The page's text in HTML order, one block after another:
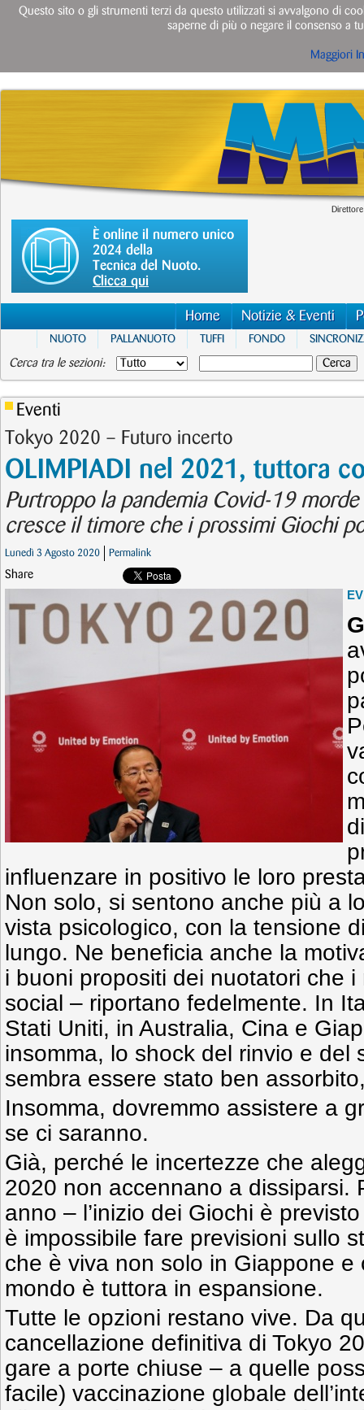
È online il numero unico
2024 della
Tecnica del Nuoto.
Clicca qui
Home Notizie & Eventi
NUOTO PALLANUOTO TUFFI FONDO
Cerca tra le sezioni:
Eventi
Tokyo 2020 – Futuro incerto
OLIMPIADI nel 2021, tuttora
Purtroppo la pandemia Covid-19
cresce il timore che i prossimi Giochi
Lunedì 3 Agosto 2020 Permalink
Share
influenzare in positivo le loro
Non solo, si sentono anche più a
vista psicologico, con la tensione
lungo. Ne beneficia anche la
i buoni propositi dei nuotatori che
social – riportano fedelmente. In
Stati Uniti, in Australia, Cina e
insomma, lo shock del rinvio e del
sembra essere stato ben
Insomma, dovremmo assistere a
se ci saranno.
Già, perché le incertezze che
2020 non accennano a dissiparsi.
anno – l’inizio dei Giochi è
è impossibile fare previsioni sullo
che è viva non solo in Giappone e
mondo è tuttora in espansione.
Tutte le opzioni restano vive. Da
cancellazione definitiva di Tokyo
gare a porte chiuse – a quelle
facile) vaccinazione globale
Questo sito o gli strumenti terzi da questo utilizzati si avvalgono di
saperne di più o negare il consenso a
Maggiori